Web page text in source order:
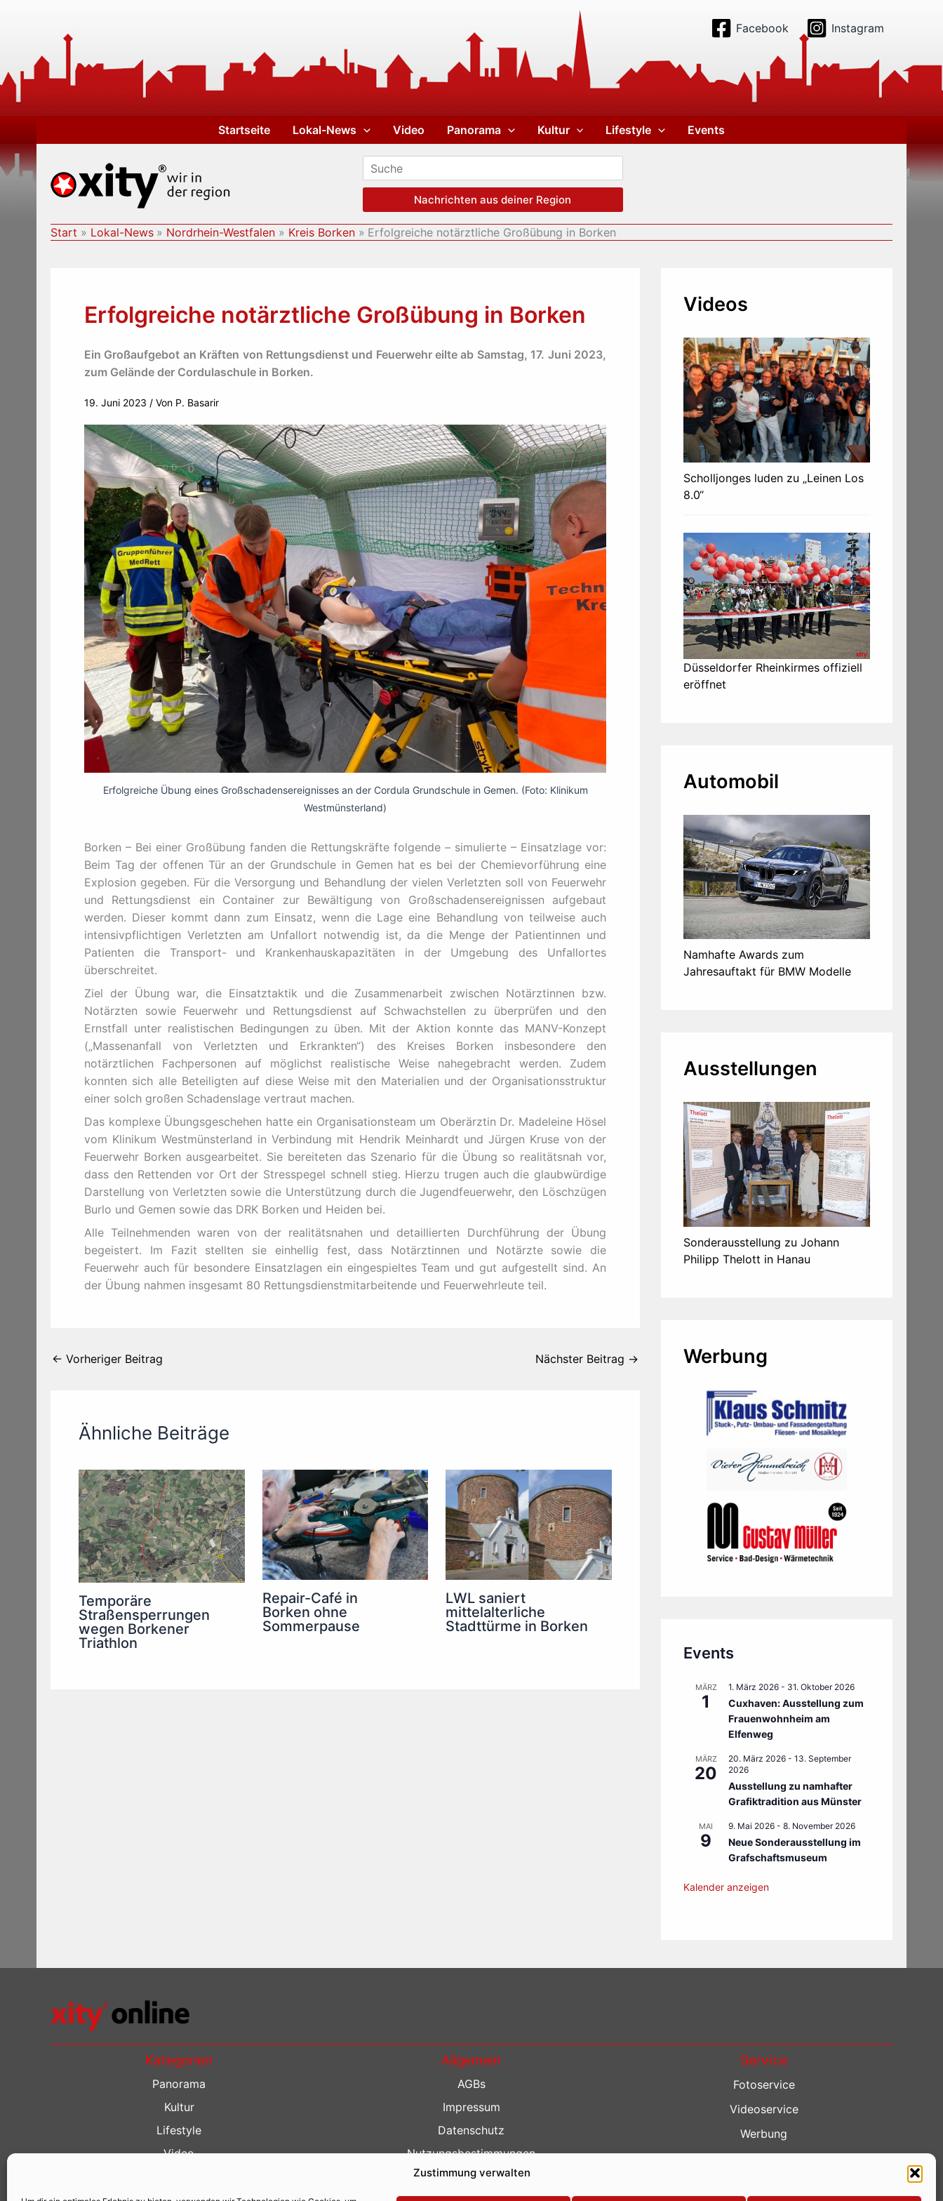
Zustimmung verwalten
Facebook Instagram
Startseite Lokal-News Video Panorama Kultur Lifestyle Events
Nachrichten aus deiner Region
Start Lokal-News Nordrhein-Westfalen Kreis Borken Erfolgreiche notärztliche Großübung in Borken
Erfolgreiche notärztliche Großübung in Borken
Ein Großaufgebot an Kräften von Rettungsdienst und Feuerwehr eilte ab Samstag, 17. Juni 2023,
zum Gelände der Cordulaschule in Borken.
19. Juni 2023 / Von P. Basarir
Erfolgreiche Übung eines Großschadensereignisses an der Cordula Grundschule in Gemen. (Foto: Klinikum
Westmünsterland)
Borken – Bei einer Großübung fanden die Rettungskräfte folgende – simulierte – Einsatzlage vor:
Beim Tag der offenen Tür an der Grundschule in Gemen hat es bei der Chemievorführung eine
Explosion gegeben. Für die Versorgung und Behandlung der vielen Verletzten soll von Feuerwehr
und Rettungsdienst ein Container zur Bewältigung von Großschadensereignissen aufgebaut
werden. Dieser kommt dann zum Einsatz, wenn die Lage eine Behandlung von teilweise auch
intensivpflichtigen Verletzten am Unfallort notwendig ist, da die Menge der Patientinnen und
Patienten die Transport- und Krankenhauskapazitäten in der Umgebung des Unfallortes
überschreitet.
Ziel der Übung war, die Einsatztaktik und die Zusammenarbeit zwischen Notärztinnen bzw.
Notärzten sowie Feuerwehr und Rettungsdienst auf Schwachstellen zu überprüfen und den
Ernstfall unter realistischen Bedingungen zu üben. Mit der Aktion konnte das MANV-Konzept
(„Massenanfall von Verletzten und Erkrankten“) des Kreises Borken insbesondere den
notärztlichen Fachpersonen auf möglichst realistische Weise nahegebracht werden. Zudem
konnten sich alle Beteiligten auf diese Weise mit den Materialien und der Organisationsstruktur
einer solch großen Schadenslage vertraut machen.
Das komplexe Übungsgeschehen hatte ein Organisationsteam um Oberärztin Dr. Madeleine Hösel
vom Klinikum Westmünsterland in Verbindung mit Hendrik Meinhardt und Jürgen Kruse von der
Feuerwehr Borken ausgearbeitet. Sie bereiteten das Szenario für die Übung so realitätsnah vor,
dass den Rettenden vor Ort der Stresspegel schnell stieg. Hierzu trugen auch die glaubwürdige
Darstellung von Verletzten sowie die Unterstützung durch die Jugendfeuerwehr, den Löschzügen
Burlo und Gemen sowie das DRK Borken und Heiden bei.
Alle Teilnehmenden waren von der realitätsnahen und detaillierten Durchführung der Übung
begeistert. Im Fazit stellten sie einhellig fest, dass Notärztinnen und Notärzte sowie die
Feuerwehr auch für besondere Einsatzlagen ein eingespieltes Team und gut aufgestellt sind. An
der Übung nahmen insgesamt 80 Rettungsdienstmitarbeitende und Feuerwehrleute teil.
← Vorheriger Beitrag Nächster Beitrag →
Ähnliche Beiträge
Temporäre
Straßensperrungen
wegen Borkener
Triathlon
Repair-Café in
Borken ohne
Sommerpause
LWL saniert
mittelalterliche
Stadttürme in Borken
Videos
Scholljonges luden zu „Leinen Los
8.0“
Düsseldorfer Rheinkirmes offiziell
eröffnet
Automobil
Namhafte Awards zum
Jahresauftakt für BMW Modelle
Ausstellungen
Sonderausstellung zu Johann
Philipp Thelott in Hanau
Werbung
Events
MÄRZ
1
1. März 2026 - 31. Oktober 2026
Cuxhaven: Ausstellung zum
Frauenwohnheim am
Elfenweg
MÄRZ
20
20. März 2026 - 13. September
2026
Ausstellung zu namhafter
Grafiktradition aus Münster
MAI
9
9. Mai 2026 - 8. November 2026
Neue Sonderausstellung im
Grafschaftsmuseum
Kalender anzeigen
Kategorien
Panorama
Kultur
Lifestyle
Video
Allgemein
AGBs
Impressum
Datenschutz
Nutzungsbestimmungen
Kontakt
Service
Fotoservice
Videoservice
Werbung